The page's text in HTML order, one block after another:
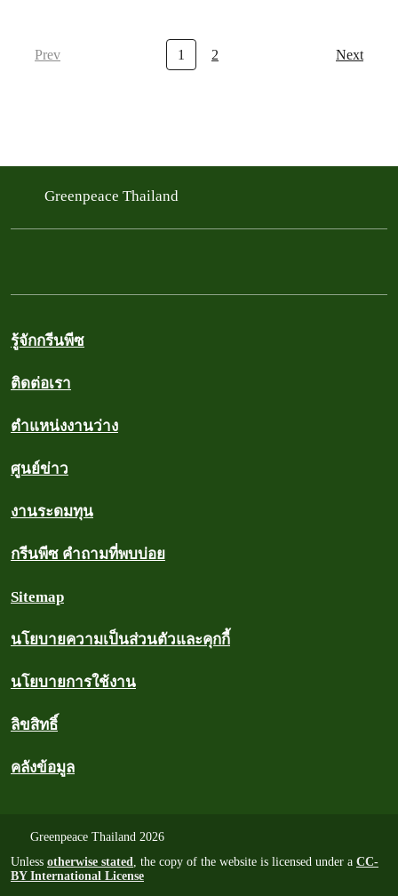
Prev 1 2 Next
Greenpeace Thailand
รู้จักกรีนพีซ
ติดต่อเรา
ตำแหน่งงานว่าง
ศูนย์ข่าว
งานระดมทุน
กรีนพีซ คำถามที่พบบ่อย
Sitemap
นโยบายความเป็นส่วนตัวและคุกกี้
นโยบายการใช้งาน
ลิขสิทธิ์
คลังข้อมูล
Greenpeace Thailand 2026
Unless otherwise stated, the copy of the website is licensed under a CC-
BY International License